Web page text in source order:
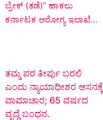
ಬ್ರೇಕ್ (ತಡೆ)” ಹಾಕಲು
ಕರ್ನಾಟಕ ಆರೋಗ್ಯ ಇಲಾಖೆ…
ತಮ್ಮ ಪರ ತೀರ್ಪು ಬರಲಿ
ಎಂದು ನ್ಯಾಯಾಧೀಶರ ಆಸನಕ್ಕೆ
ವಾಮಾಚಾರ; 65 ವರ್ಷದ
ವೃದ್ಧೆ ಬಂಧನ.